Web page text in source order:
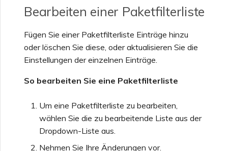
Bearbeiten einer Paketfilterliste
Fügen Sie einer Paketfilterliste Einträge hinzu
oder löschen Sie diese, oder aktualisieren Sie die
Einstellungen der einzelnen Einträge.
So bearbeiten Sie eine Paketfilterliste
Um eine Paketfilterliste zu bearbeiten,
wählen Sie die zu bearbeitende Liste aus der
Dropdown-Liste aus.
Nehmen Sie Ihre Änderungen vor.